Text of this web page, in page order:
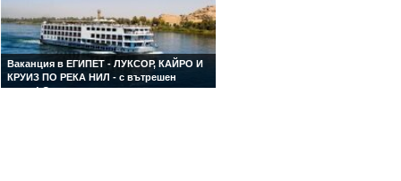
Ваканция в ЕГИПЕТ - ЛУКСОР, КАЙРО И
КРУИЗ ПО РЕКА НИЛ - с вътрешен
полет! Специална ваканционна